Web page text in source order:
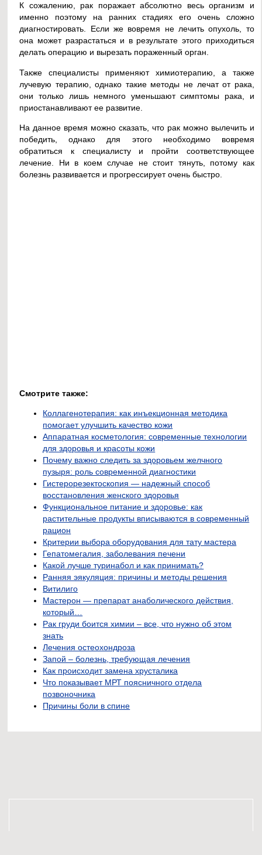
К сожалению, рак поражает абсолютно весь организм и
именно поэтому на ранних стадиях его очень сложно
диагностировать. Если же вовремя не лечить опухоль, то
она может разрастаться и в результате этого приходиться
делать операцию и вырезать пораженный орган.
Также специалисты применяют химиотерапию, а также
лучевую терапию, однако такие методы не лечат от рака,
они только лишь немного уменьшают симптомы рака, и
приостанавливают ее развитие.
На данное время можно сказать, что рак можно вылечить и
победить, однако для этого необходимо вовремя
обратиться к специалисту и пройти соответствующее
лечение. Ни в коем случае не стоит тянуть, потому как
болезнь развивается и прогрессирует очень быстро.
Смотрите также:
Коллагенотерапия: как инъекционная методика
помогает улучшить качество кожи
Аппаратная косметология: современные технологии
для здоровья и красоты кожи
Почему важно следить за здоровьем желчного
пузыря: роль современной диагностики
Гистерорезектоскопия — надежный способ
восстановления женского здоровья
Функциональное питание и здоровье: как
растительные продукты вписываются в современный
рацион
Критерии выбора оборудования для тату мастера
Гепатомегалия, заболевания печени
Какой лучше туринабол и как принимать?
Ранняя эякуляция: причины и методы решения
Витилиго
Мастерон — препарат анаболического действия,
который…
Рак груди боится химии – все, что нужно об этом
знать
Лечения остеохондроза
Запой – болезнь, требующая лечения
Как происходит замена хрусталика
Что показывает МРТ поясничного отдела
позвоночника
Причины боли в спине